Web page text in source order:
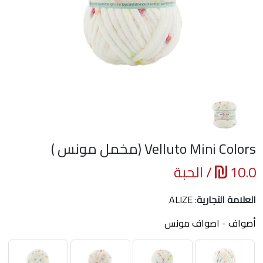
Velluto Mini Colors (مخمل مونس )
10.0
/ الحبة
العلامة التجارية:
ALIZE
أصواف- اصواف مونس